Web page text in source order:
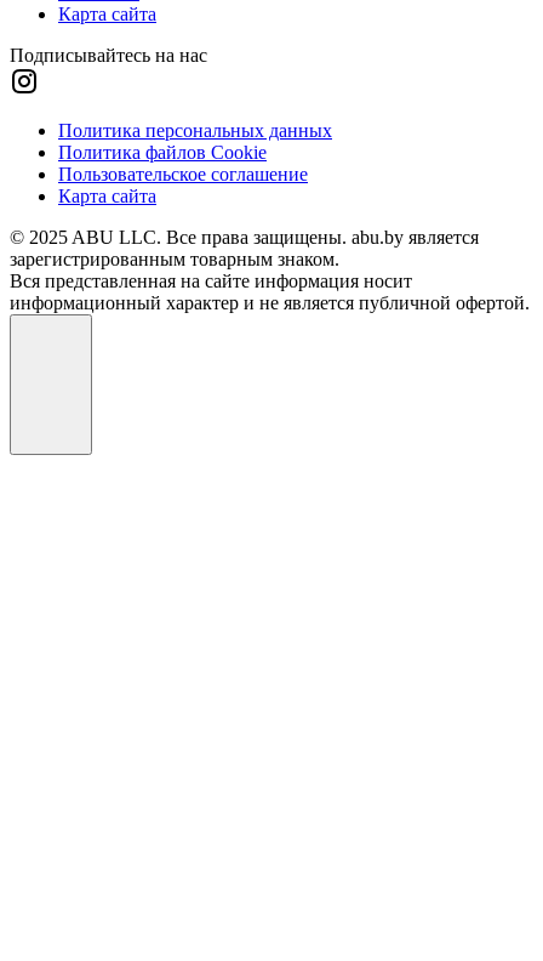
Карта сайта
Подписывайтесь на нас
Политика персональных данных
Политика файлов Cookie
Пользовательское соглашение
Карта сайта
© 2025 ABU LLC. Все права защищены. abu.by является
зарегистрированным товарным знаком.
Вся представленная на сайте информация носит
информационный характер и не является публичной офертой.